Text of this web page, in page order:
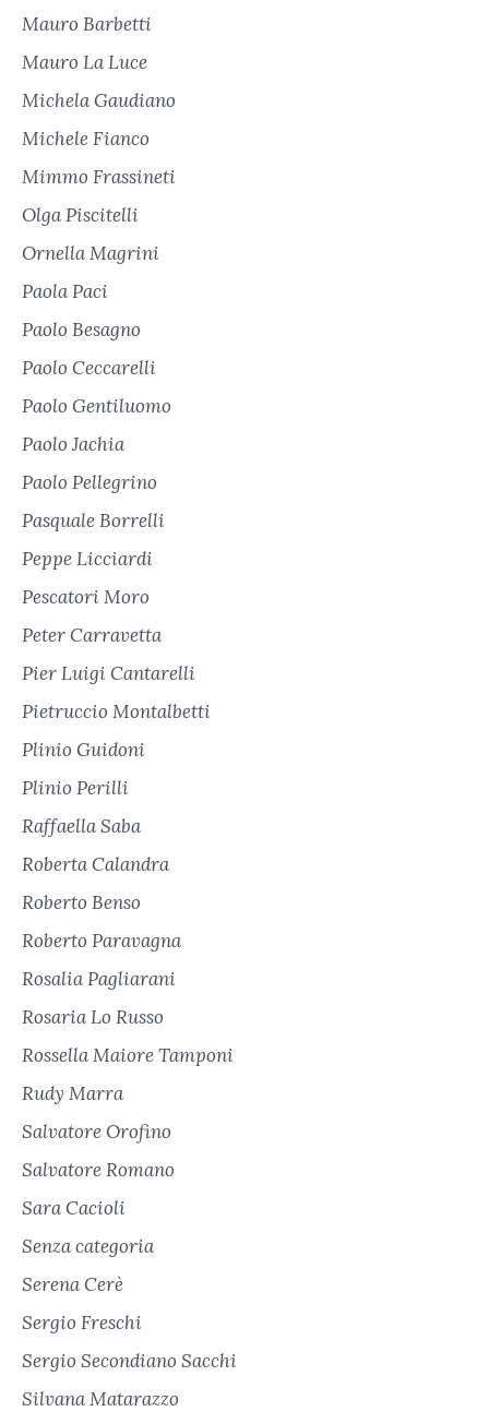
Mauro Barbetti
Mauro La Luce
Michela Gaudiano
Michele Fianco
Mimmo Frassineti
Olga Piscitelli
Ornella Magrini
Paola Paci
Paolo Besagno
Paolo Ceccarelli
Paolo Gentiluomo
Paolo Jachia
Paolo Pellegrino
Pasquale Borrelli
Peppe Licciardi
Pescatori Moro
Peter Carravetta
Pier Luigi Cantarelli
Pietruccio Montalbetti
Plinio Guidoni
Plinio Perilli
Raffaella Saba
Roberta Calandra
Roberto Benso
Roberto Paravagna
Rosalia Pagliarani
Rosaria Lo Russo
Rossella Maiore Tamponi
Rudy Marra
Salvatore Orofino
Salvatore Romano
Sara Cacioli
Senza categoria
Serena Cerè
Sergio Freschi
Sergio Secondiano Sacchi
Silvana Matarazzo